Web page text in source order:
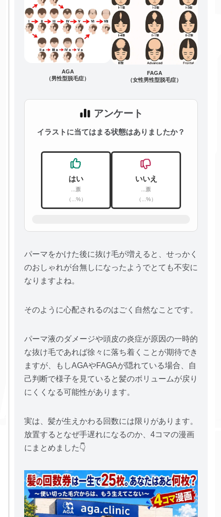
AGA
（男性型脱毛症）
FAGA
（女性男性型脱毛症）
アンケート
イラストに当てはまる状態はありましたか？
はい
...票
（...%）
いいえ
...票
（...%）
パーマをかけた後に抜け毛が増えると、せっかく
のおしゃれが台無しになったようでとても不安に
なりますよね。
そのように心配されるのはごく自然なことです。
パーマ液のダメージや頭皮の炎症が原因の一時的
な抜け毛であれば徐々に落ち着くことが期待でき
ますが、もしAGAやFAGAが隠れている場合、自
己判断で様子を見ていると髪のボリュームが戻り
にくくなる可能性があります。
実は、髪が生えかわる回数には限りがあります。
放置するとなぜ手遅れになるのか、4コマの漫画
にまとめました👇